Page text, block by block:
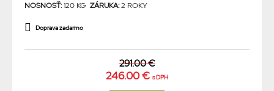
NOSNOSŤ:120 KG ZÁRUKA:2 ROKY
Doprava zadarmo
291.00 €
246.00 € s DPH